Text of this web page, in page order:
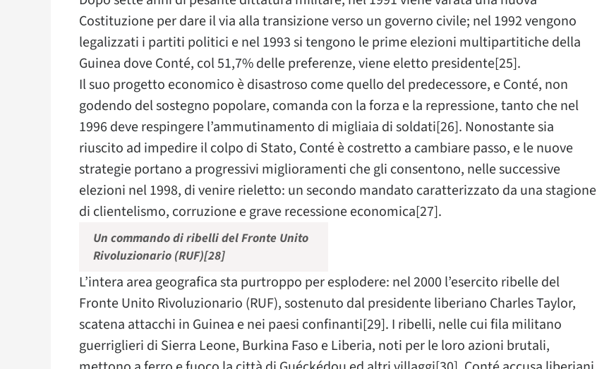
Costituzione per dare il via alla transizione verso un governo civile; nel 1992 vengono
legalizzati i partiti politici e nel 1993 si tengono le prime elezioni multipartitiche della
Guinea dove Conté, col 51,7% delle preferenze, viene eletto presidente[25].
Il suo progetto economico è disastroso come quello del predecessore, e Conté, non
godendo del sostegno popolare, comanda con la forza e la repressione, tanto che nel
1996 deve respingere l’ammutinamento di migliaia di soldati[26]. Nonostante sia
riuscito ad impedire il colpo di Stato, Conté è costretto a cambiare passo, e le nuove
strategie portano a progressivi miglioramenti che gli consentono, nelle successive
elezioni nel 1998, di venire rieletto: un secondo mandato caratterizzato da una stagione
di clientelismo, corruzione e grave recessione economica[27].
Un commando di ribelli del Fronte Unito
Rivoluzionario (RUF)[28]
L’intera area geografica sta purtroppo per esplodere: nel 2000 l’esercito ribelle del
Fronte Unito Rivoluzionario (RUF), sostenuto dal presidente liberiano Charles Taylor,
scatena attacchi in Guinea e nei paesi confinanti[29]. I ribelli, nelle cui fila militano
guerriglieri di Sierra Leone, Burkina Faso e Liberia, noti per le loro azioni brutali,